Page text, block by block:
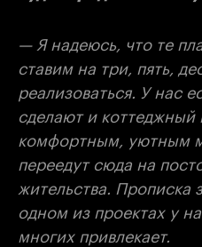
— Я надеюсь, что те
ставим на три, пять,
реализоваться. У нас
сделают и коттеджный
комфортным, уютным
переедут сюда на
жительства. Прописка
одном из проектах у
многих привлекает.